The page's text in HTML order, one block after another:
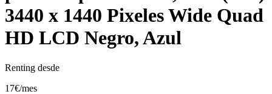
3440 x 1440 Pixeles Wide Quad
HD LCD Negro, Azul
Renting desde
17€/mes